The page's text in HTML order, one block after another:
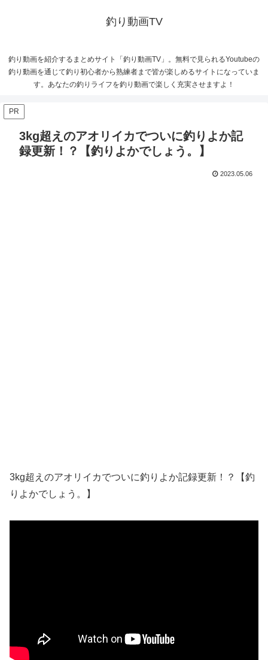
釣り動画TV
釣り動画を紹介するまとめサイト「釣り動画TV」。無料で見られるYoutubeの
釣り動画を通じて釣り初心者から熟練者まで皆が楽しめるサイトになっていま
す。あなたの釣りライフを釣り動画で楽しく充実させますよ！
PR
3kg超えのアオリイカでついに釣りよか記
録更新！？【釣りよかでしょう。】
2023.05.06
3kg超えのアオリイカでついに釣りよか記録更新！？【釣
りよかでしょう。】